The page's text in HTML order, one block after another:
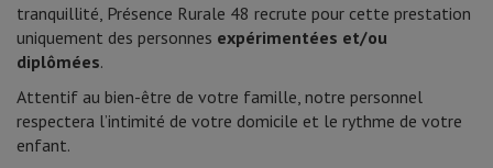
tranquillité, Présence Rurale 48 recrute pour cette prestation
uniquement des personnes expérimentées et/ou
diplômées.
Attentif au bien-être de votre famille, notre personnel
respectera l’intimité de votre domicile et le rythme de votre
enfant.